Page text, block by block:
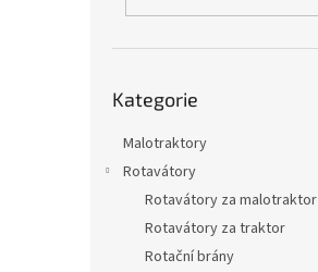
kategorie
Kategorie
Malotraktory
Rotavátory
Rotavátory za malotraktor
Rotavátory za traktor
Rotační brány